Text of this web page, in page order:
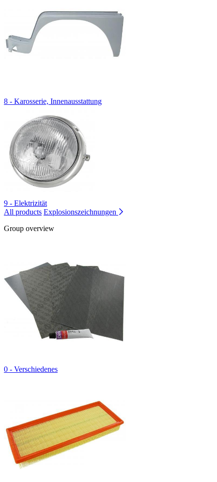
8 - Karosserie, Innenausstattung
9 - Elektrizität
All products Explosionszeichnungen
Group overview
0 - Verschiedenes